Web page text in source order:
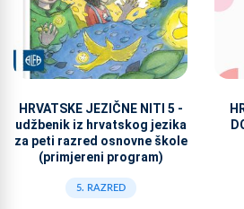
HRVATSKE JEZIČNE NITI 5 -
udžbenik iz hrvatskog jezika
za peti razred osnovne škole
(primjereni program)
5. RAZRED